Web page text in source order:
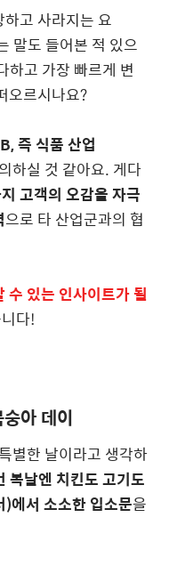
고 사라지는 요
말도 들어본 적 있으
하고 가장 빠르게 변
오르시나요?
즉 식품 산업
하실 것 같아요. 게다
고객의 오감을 자극
으로 타 산업군과의 협
수 있는 인사이트가 될
다!
아 데이
별한 날이라고 생각하
복날엔 치킨도 고기도
에서 소소한 입소문을